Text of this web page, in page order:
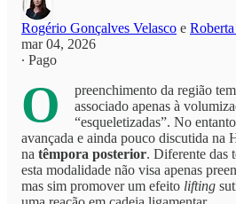
Rogério Gonçalves Velasco e
mar 04, 2026
∙ Pago
O
preenchimento da região
associado apenas à
“esqueletizadas”. No
avançada e ainda pouco discutida na
na têmpora posterior. Diferente das
esta modalidade não visa apenas
mas sim promover um efeito lifting